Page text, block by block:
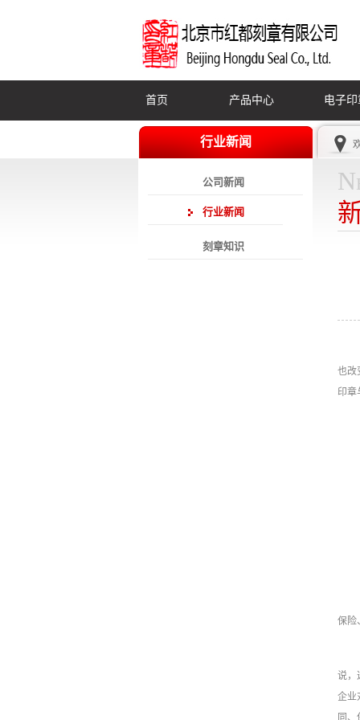
首页 产品中心 电子印
行业新闻
公司新闻
行业新闻
刻章知识
也改
印章
保险
说，
企业
同